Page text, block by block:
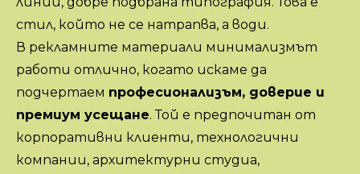
стил, който не се натрапва, а води.
В рекламните материали минимализмът
работи отлично, когато искаме да
подчертаем професионализъм, доверие и
премиум усещане. Той е предпочитан от
корпоративни клиенти, технологични
компании, архитектурни студиа,